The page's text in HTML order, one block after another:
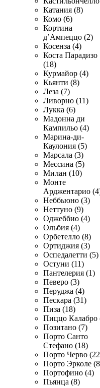
Катания (8)
Комо (6)
Кортина
д’Ампеццо (2)
Косенза (4)
Коста Парадизо
(18)
Курмайор (4)
Кьянти (8)
Леза (7)
Ливорно (11)
Лукка (6)
Мадонна ди
Кампильо (4)
Марина-ди-
Каулония (5)
Марсала (3)
Мессина (5)
Милан (10)
Монте
Арджентарио
Неббьюно (3)
Неттуно (9)
Оджеббио (4)
Ольбия (4)
Орбетелло (8)
Ортиджия (3)
Оспедалетти (5)
Остуни (11)
Пантелерия (1)
Певеро (3)
Перуджа (4)
Пескара (31)
Пиза (18)
Пиццо Калабро
Позитано (7)
Порто Санто
Стефано (18)
Порто Черво
Порто Эрколе
Портофино (4)
Пьянца (8)